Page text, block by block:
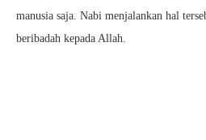
manusia saja. Nabi menjalankan hal
beribadah kepada Allah.